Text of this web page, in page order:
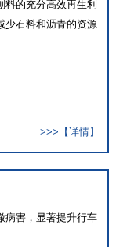
料的充分高效再生利
少石料和沥青的资源
>>>【详情】
病害，显著提升行车